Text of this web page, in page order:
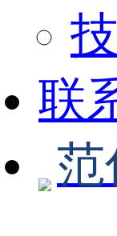
联
范